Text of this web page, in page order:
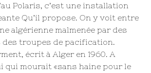
Polaris, c’est une installation
Qu’il propose. On y voit entre
algérienne malmenée par des
troupes de pacification.
écrit à Alger en 1960. A
qui mourait «sans haine pour le